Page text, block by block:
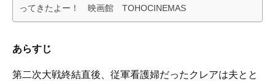
ってきたよー！ 映画館 TOHOCINEMAS
あらすじ
第二次大戦終結直後、従軍看護婦だったクレアは夫とと